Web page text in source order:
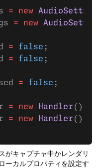
= new AudioSettings
= new AudioSettings
= false ;
= false ;
= false ;
= new Handler ();
= new Handler ();
がキャプチャ中かレンダリ
ーカルプロパティを設定す